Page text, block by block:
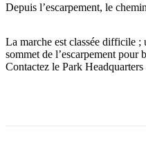
Depuis l’escarpement, le
La marche est classée difficile
sommet de l’escarpement
Contactez le Park